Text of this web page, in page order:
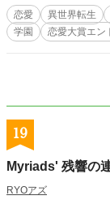
恋愛 異世界転生
学園
恋愛大賞エン
19
Myriads' 残響の
RYOアズ